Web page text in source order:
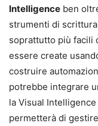
Intelligence ben
strumenti di
soprattutto più facili
essere create
costruire
potrebbe integrare
la Visual
permetterà di